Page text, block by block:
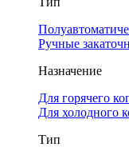
Ручные
Назначение
Для горячего
Для холодного
Тип